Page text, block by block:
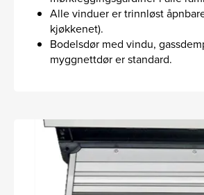
Alle vinduer er trinnløst
kjøkkenet).
Bodelsdør med vindu,
myggnettdør er standard.